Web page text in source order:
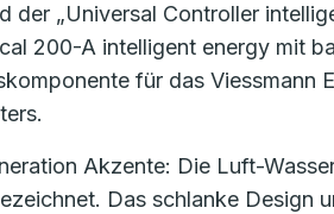
der „Universal Controller
200-A intelligent energy mit
für das
Akzente: Die Luft-
Das schlanke Design